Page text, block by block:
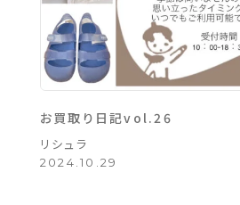
お買取り日記vol.26
リシュラ
2024.10.29